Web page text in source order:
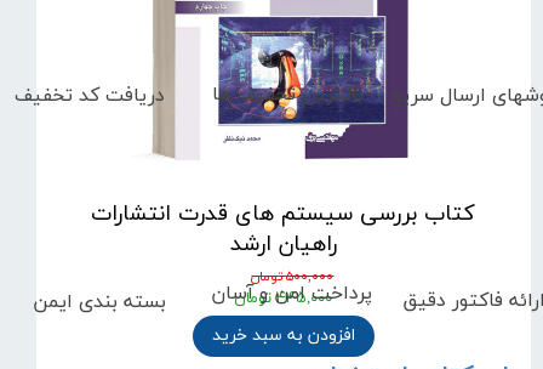
کتاب بررسی سیستم های قدرت انتشارات
راهیان ارشد
۵۰۰,۰۰۰ تومان
۴۴۵,۰۰۰ تومان
افزودن به سبد خرید
ارسال سریع دریافت کد تخفیف بالاترین تخفیف ها
بسته بندی ایمن فاکتور دقیق پرداخت امن و آسان